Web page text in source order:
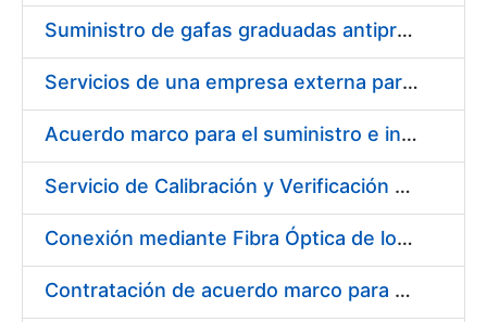
Suministro de gafas graduadas antiproyecciones para los trabajadores de la FNMT-RCM en los centros de trabajo de Madrid y Burgos
Servicios de una empresa externa para el asesoramiento y resolución de los recursos de alzada que se presentan relacionados con procesos de selección para la FNMT-RCM
Acuerdo marco para el suministro e instalación de persianas, estores y otros complementos
Servicio de Calibración y Verificación Externa de los Equipos de Medición del Servicio de Prevención de la FNMT-RCM
Conexión mediante Fibra Óptica de los Centros de Proceso de Datos (CPDs) de las sedes de la FNMT-RCM de Burgos y Madrid
Contratación de acuerdo marco para el Suministro de Material de Electricidad para la Fábrica Nacional de Moneda y Timbre-Real Casa de la Moneda en su centro de trabajo de Burgos